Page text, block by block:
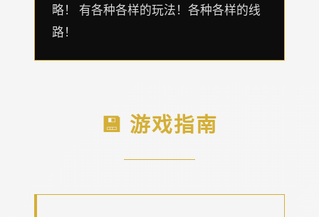
略！ 有各种各样的玩法！各种各样的线
路！
💾 游戏指南